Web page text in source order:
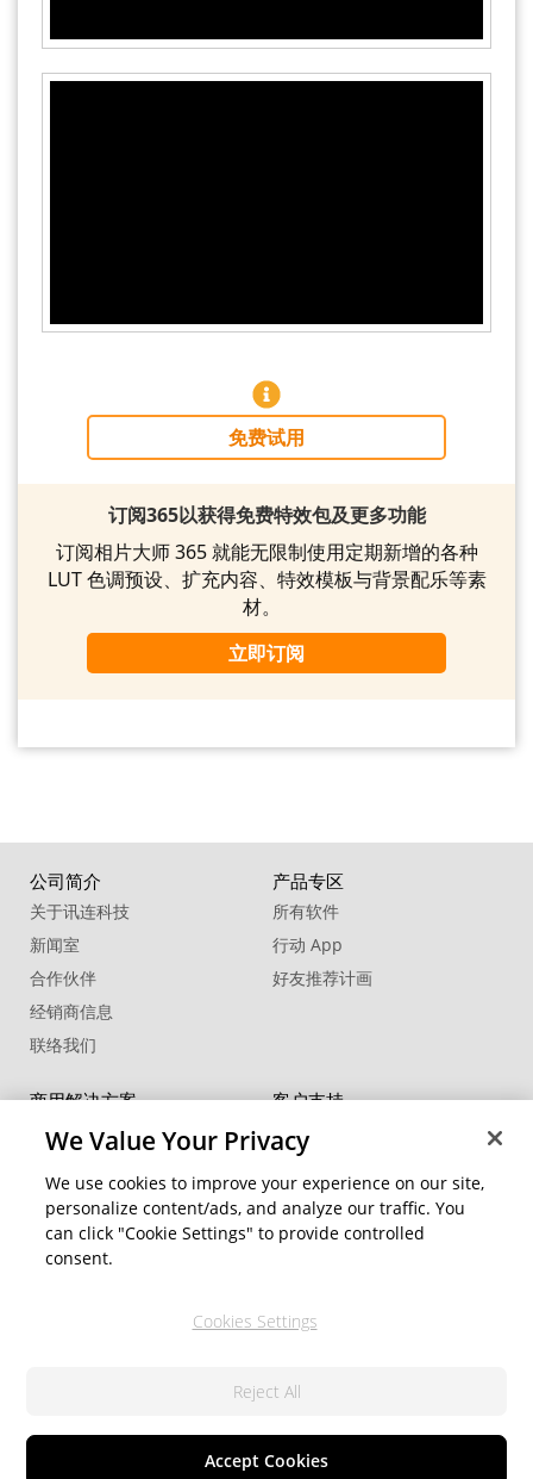
免费试用
订阅365以获得免费特效包及更多功能
订阅相片大师 365 就能无限制使用定期新增的各种
LUT 色调预设、扩充内容、特效模板与背景配乐等素
材。
立即订阅
公司简介
关于讯连科技
新闻室
合作伙伴
经销商信息
联络我们
产品专区
所有软件
行动 App
好友推荐计画
商用解决方案
FaceMe SDK
客户支持
软件更新
教学中心
社交网络资源
We Value Your Privacy
We use cookies to improve your experience on our site,
personalize content/ads, and analyze our traffic. You
can click "Cookie Settings" to provide controlled
consent.
Cookies Settings
Reject All
Accept Cookies